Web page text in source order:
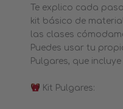
Te explico cada
kit básico de
las clases
Puedes usar tu
Pulgares, que
Kit Pulgares: